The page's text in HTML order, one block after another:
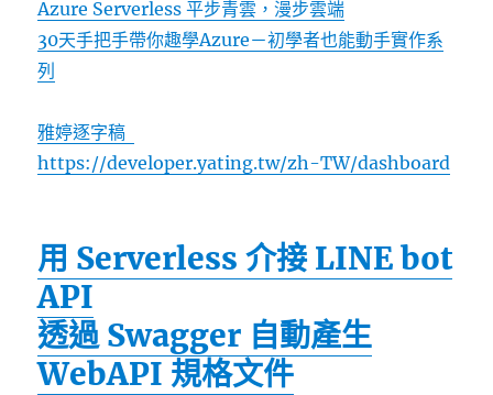
Azure Serverless 平步青雲，漫步雲端
30天手把手帶你趣學Azure－初學者也能動手實作系
列
雅婷逐字稿
https://developer.yating.tw/zh-TW/dashboard
用 Serverless 介接 LINE bot
API
透過 Swagger 自動產生
WebAPI 規格文件